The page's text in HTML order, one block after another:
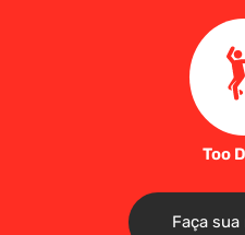
Too
Faça